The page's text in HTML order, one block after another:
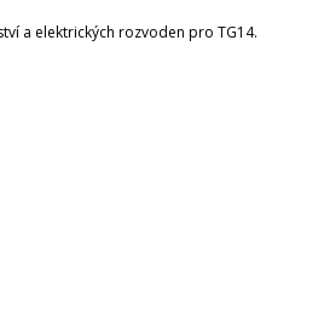
a elektrických rozvoden pro TG14.